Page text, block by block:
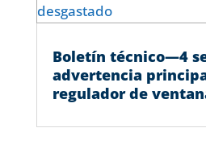
Boletín técnico—4
advertencia
regulador de